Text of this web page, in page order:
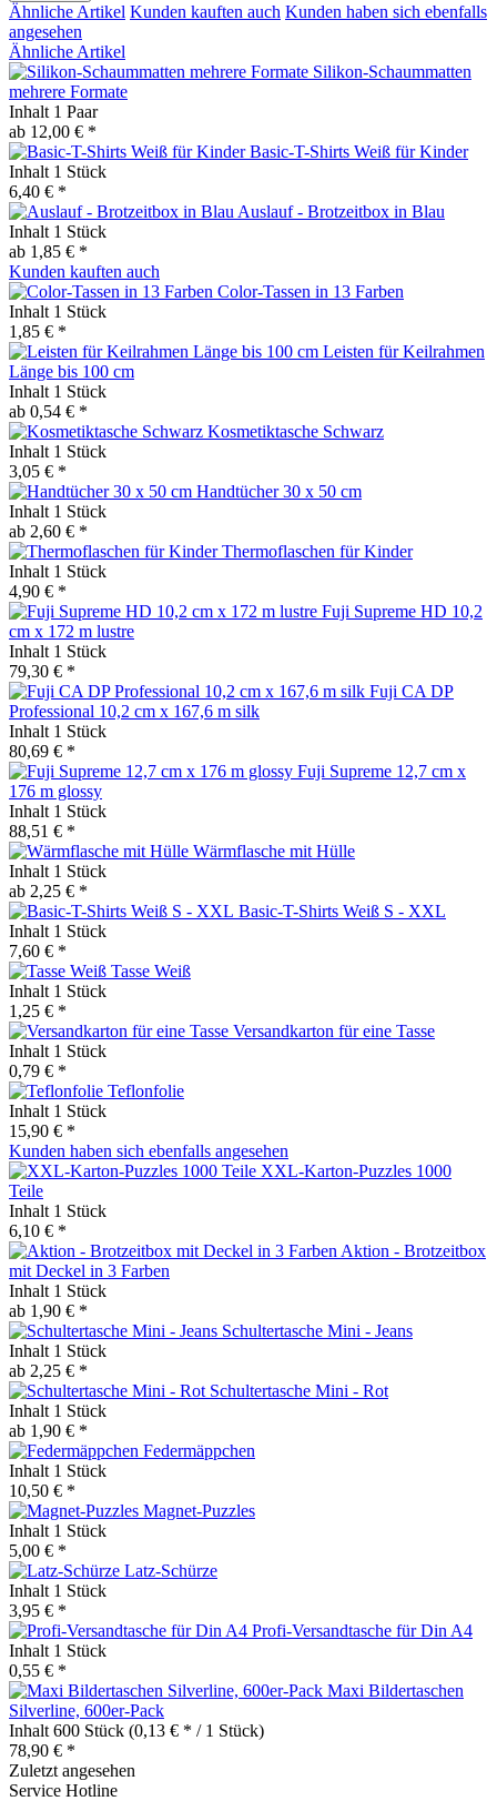
Ähnliche Artikel Kunden kauften auch Kunden haben sich ebenfalls
angesehen
Ähnliche Artikel
Silikon-Schaummatten
mehrere Formate
Inhalt 1 Paar
ab 12,00 € *
Basic-T-Shirts Weiß für Kinder
Inhalt 1 Stück
6,40 € *
Auslauf - Brotzeitbox in Blau
Inhalt 1 Stück
ab 1,85 € *
Kunden kauften auch
Color-Tassen in 13 Farben
Inhalt 1 Stück
1,85 € *
Leisten für Keilrahmen
Länge bis 100 cm
Inhalt 1 Stück
ab 0,54 € *
Kosmetiktasche Schwarz
Inhalt 1 Stück
3,05 € *
Handtücher 30 x 50 cm
Inhalt 1 Stück
ab 2,60 € *
Thermoflaschen für Kinder
Inhalt 1 Stück
4,90 € *
Fuji Supreme HD 10,2
cm x 172 m lustre
Inhalt 1 Stück
79,30 € *
Fuji CA DP
Professional 10,2 cm x 167,6 m silk
Inhalt 1 Stück
80,69 € *
Fuji Supreme 12,7 cm x
176 m glossy
Inhalt 1 Stück
88,51 € *
Wärmflasche mit Hülle
Inhalt 1 Stück
ab 2,25 € *
Basic-T-Shirts Weiß S - XXL
Inhalt 1 Stück
7,60 € *
Tasse Weiß
Inhalt 1 Stück
1,25 € *
Versandkarton für eine Tasse
Inhalt 1 Stück
0,79 € *
Teflonfolie
Inhalt 1 Stück
15,90 € *
Kunden haben sich ebenfalls angesehen
XXL-Karton-Puzzles 1000
Teile
Inhalt 1 Stück
6,10 € *
Aktion - Brotzeitbox
mit Deckel in 3 Farben
Inhalt 1 Stück
ab 1,90 € *
Schultertasche Mini - Jeans
Inhalt 1 Stück
ab 2,25 € *
Schultertasche Mini - Rot
Inhalt 1 Stück
ab 1,90 € *
Federmäppchen
Inhalt 1 Stück
10,50 € *
Magnet-Puzzles
Inhalt 1 Stück
5,00 € *
Latz-Schürze
Inhalt 1 Stück
3,95 € *
Profi-Versandtasche für Din A4
Inhalt 1 Stück
0,55 € *
Maxi Bildertaschen
Silverline, 600er-Pack
Inhalt 600 Stück (0,13 € * / 1 Stück)
78,90 € *
Zuletzt angesehen
Service Hotline